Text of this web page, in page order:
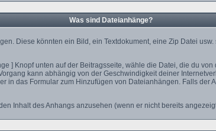
Was sind Dateianhänge?
Diese könnten ein Bild, ein Textdokument, eine Zip Datei
] Knopf unten auf der Beitragsseite, wähle die Datei, die du
kann abhängig von der Geschwindigkeit deiner
das Formular zum Hinzufügen von Dateianhängen. Falls der
Inhalt des Anhangs anzusehen (wenn er nicht bereits